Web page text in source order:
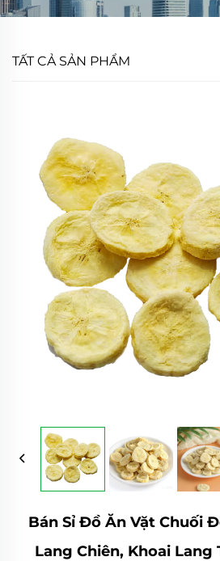
TẤT CẢ SẢN PHẨM
Bán Sỉ Đồ Ăn Vặt Chuối
Lang Chiên, Khoai Lang